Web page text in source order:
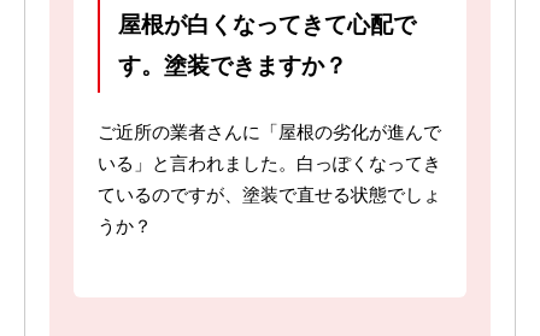
屋根が白くなってきて心配で
す。塗装できますか？
ご近所の業者さんに「屋根の劣化が進んで
いる」と言われました。白っぽくなってき
ているのですが、塗装で直せる状態でしょ
うか？